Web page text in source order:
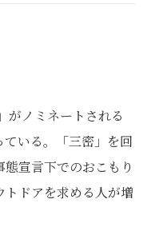
がノミネートされる
いる。「三密」を回
宣言下でのおこもり
ドアを求める人が増